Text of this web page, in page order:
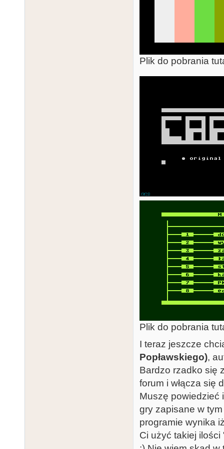
Plik do pobrania
Plik do pobrania
I teraz jeszcze
Popławskiego),
Bardzo rzadko się
forum i włącza się
Muszę powiedzieć
gry zapisane w
programie wynika
Ci użyć takiej